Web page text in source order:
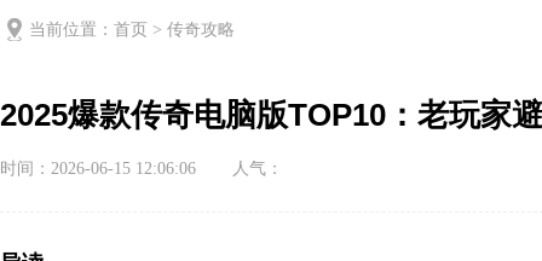
当前位置： 首页 > 传奇攻略
2025爆款传奇电脑版TOP10：老玩家
时间：2026-06-15 12:06:06 人气：